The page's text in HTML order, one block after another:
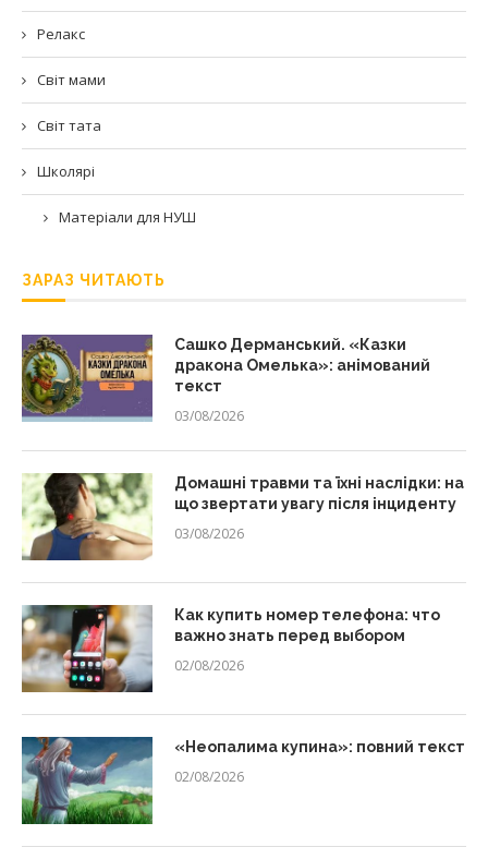
Релакс
Світ мами
Світ тата
Школярі
Матеріали для НУШ
ЗАРАЗ ЧИТАЮТЬ
Сашко Дерманський. «Казки
дракона Омелька»: анімований
текст
03/08/2026
Домашні травми та їхні наслідки: на
що звертати увагу після інциденту
03/08/2026
Как купить номер телефона: что
важно знать перед выбором
02/08/2026
«Неопалима купина»: повний текст
02/08/2026